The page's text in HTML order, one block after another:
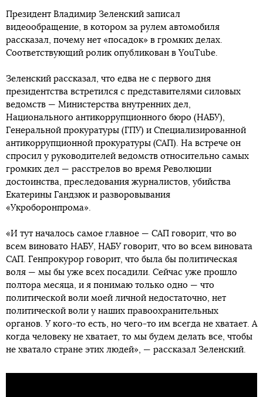
Президент Владимир Зеленский записал
видеообращение, в котором за рулем автомобиля
рассказал, почему нет «посадок» в громких делах.
Соответствующий ролик опубликован в YouTube.
Зеленский рассказал, что едва не с первого дня
президентства встретился с представителями силовых
ведомств — Министерства внутренних дел,
Национального антикоррупционного бюро (НАБУ),
Генеральной прокуратуры (ГПУ) и Специализированной
антикоррупционной прокуратуры (САП). На встрече он
спросил у руководителей ведомств относительно самых
громких дел — расстрелов во время Революции
достоинства, преследования журналистов, убийства
Екатерины Гандзюк и разворовывания
«Укроборонпрома».
«И тут началось самое главное — САП говорит, что во
всем виновато НАБУ, НАБУ говорит, что во всем виновата
САП. Генпрокурор говорит, что была бы политическая
воля — мы бы уже всех посадили. Сейчас уже прошло
полтора месяца, и я понимаю только одно — что
политической воли моей личной недостаточно, нет
политической воли у наших правоохранительных
органов. У кого-то есть, но чего-то им всегда не хватает. А
когда человеку не хватает, то мы будем делать все, чтобы
не хватало стране этих людей», — рассказал Зеленский.